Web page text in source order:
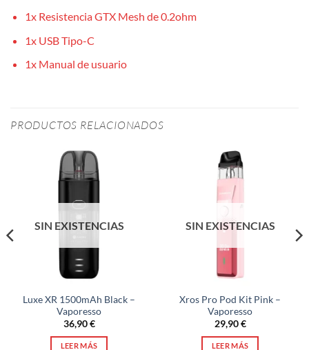
1x Resistencia GTX Mesh de 0.2ohm
1x USB Tipo-C
1x Manual de usuario
PRODUCTOS RELACIONADOS
SIN EXISTENCIAS
Luxe XR 1500mAh Black –
Vaporesso
36,90€
LEER MÁS
SIN EXISTENCIAS
Xros Pro Pod Kit Pink –
Vaporesso
29,90€
LEER MÁS